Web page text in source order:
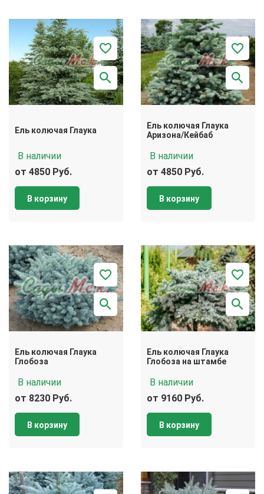
Ель колючая Глаука
В наличии
от 4850 Руб.
В корзину
Ель колючая Глаука
Аризона/Кейбаб
В наличии
от 4850 Руб.
В корзину
Ель колючая Глаука
Глобоза
В наличии
от 8230 Руб.
В корзину
Ель колючая Глаука
Глобоза на штамбе
В наличии
от 9160 Руб.
В корзину